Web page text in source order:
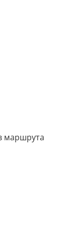
маршрута